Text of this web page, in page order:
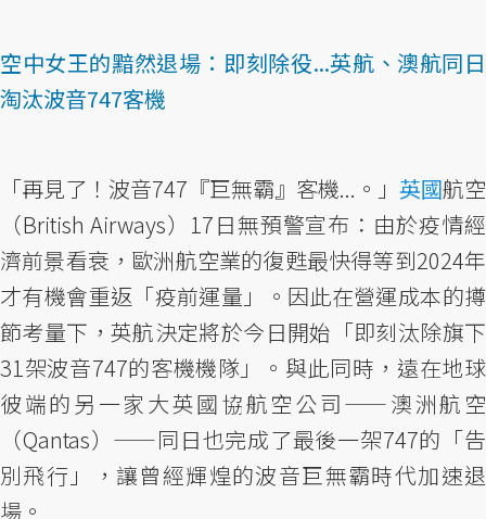
空中女王的黯然退場：即刻除役...英航、澳航同日
淘汰波音747客機
「再見了！波音747『巨無霸』客機...。」 英國航空
（British Airways）17日無預警宣布：由於疫情經
濟前景看衰，歐洲航空業的復甦最快得等到2024年
才有機會重返「疫前運量」。因此在營運成本的撙
節考量下，英航決定將於今日開始「即刻汰除旗下
31架波音747的客機機隊」。與此同時，遠在地球
彼端的另一家大英國協航空公司——澳洲航空
（Qantas）——同日也完成了最後一架747的「告
別飛行」，讓曾經輝煌的波音巨無霸時代加速退
場。